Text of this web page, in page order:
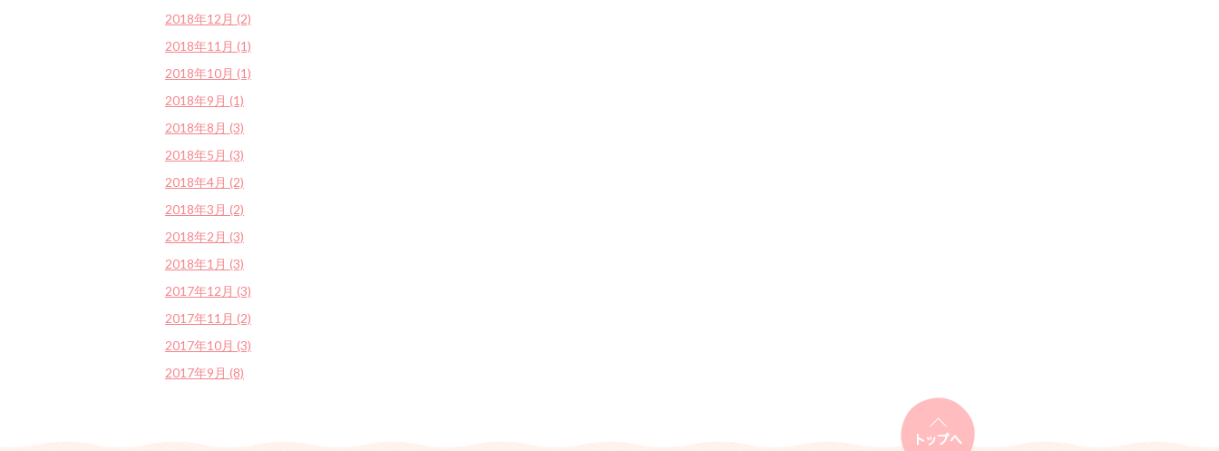
2018年12月 (2)
2018年11月 (1)
2018年10月 (1)
2018年9月 (1)
2018年8月 (3)
2018年5月 (3)
2018年4月 (2)
2018年3月 (2)
2018年2月 (3)
2018年1月 (3)
2017年12月 (3)
2017年11月 (2)
2017年10月 (3)
2017年9月 (8)